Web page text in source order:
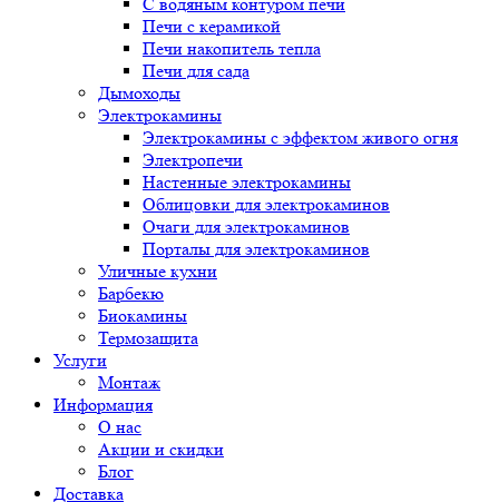
Печи с керамикой
Печи накопитель тепла
Печи для сада
Дымоходы
Электрокамины
Электрокамины с эффектом живого огня
Электропечи
Настенные электрокамины
Облицовки для электрокаминов
Очаги для электрокаминов
Порталы для электрокаминов
Уличные кухни
Барбекю
Биокамины
Термозащита
Услуги
Монтаж
Информация
О нас
Акции и скидки
Блог
Доставка